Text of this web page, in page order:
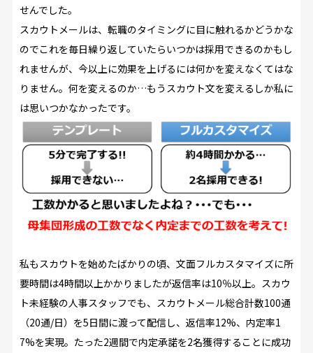
せんでした。
スカウトメールは、転職のタイミングに目に触れるかどうかな
のでこれを毎日繰り返していたらいつかは採用できるのかもし
れませんが、今以上に効果を上げるには何かを変えなくてはな
りません。何を変えるのか…もうスカウト文を変えるしか私に
は思いつかなかったです。
私もスカウトを始めたばかりの頃、文面フルカスタマイズに所
要時間は4時間以上かかりましたが返信率は10％以上。スカウ
ト未経験の人事スタッフでも、スカウトメール総合計数100通
（20通/日）を5日間に渡って配信し、返信率12%、内定率1
7%を実現。たった2週間で内定承諾を2名獲得することに成功